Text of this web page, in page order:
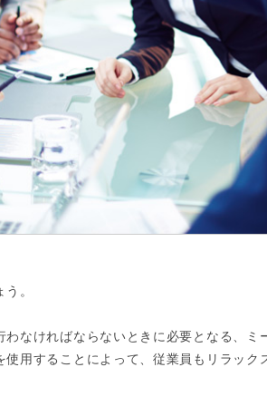
。
なければならないときに必要となる、ミ
用することによって、従業員もリラック